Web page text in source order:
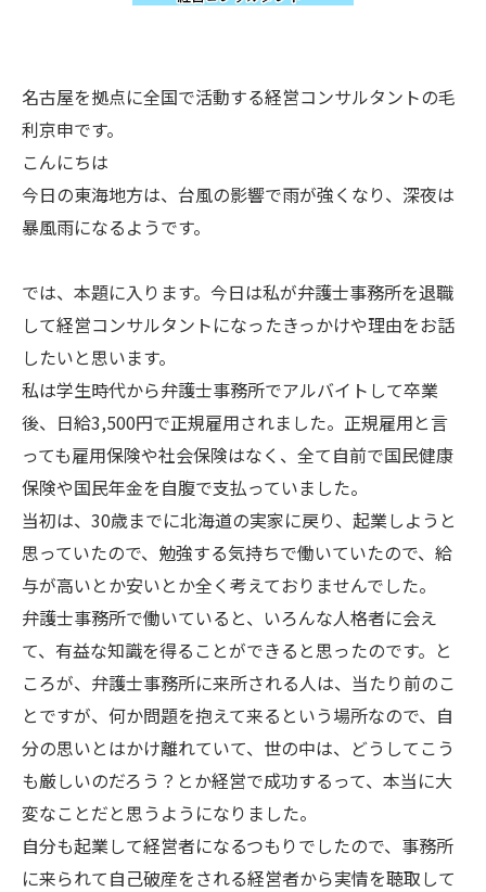
名古屋を拠点に全国で活動する経営コンサルタントの毛
利京申です。
こんにちは
今日の東海地方は、台風の影響で雨が強くなり、深夜は
暴風雨になるようです。
では、本題に入ります。今日は私が弁護士事務所を退職
して経営コンサルタントになったきっかけや理由をお話
したいと思います。
私は学生時代から弁護士事務所でアルバイトして卒業
後、日給3,500円で正規雇用されました。正規雇用と言
っても雇用保険や社会保険はなく、全て自前で国民健康
保険や国民年金を自腹で支払っていました。
当初は、30歳までに北海道の実家に戻り、起業しようと
思っていたので、勉強する気持ちで働いていたので、給
与が高いとか安いとか全く考えておりませんでした。
弁護士事務所で働いていると、いろんな人格者に会え
て、有益な知識を得ることができると思ったのです。と
ころが、弁護士事務所に来所される人は、当たり前のこ
とですが、何か問題を抱えて来るという場所なので、自
分の思いとはかけ離れていて、世の中は、どうしてこう
も厳しいのだろう？とか経営で成功するって、本当に大
変なことだと思うようになりました。
自分も起業して経営者になるつもりでしたので、事務所
に来られて自己破産をされる経営者から実情を聴取して